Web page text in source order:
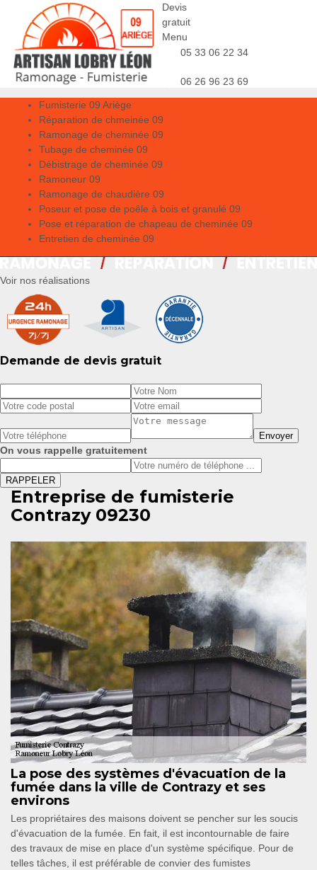
Devis
gratuit
Menu
05 33 06 22 34
06 26 96 23 69
Fumisterie 09 Ariège
Réparation de chmeinée 09
Ramonage de cheminée 09
Tubage de cheminée 09
Débistrage de cheminée 09
Ramoneur 09
Ramonage de chaudière 09
Poseur et pose de poêle à bois et granulé 09
Pose et réparation de chapeau de cheminée 09
Entretien de cheminée 09
Voir nos réalisations
Demande de devis gratuit
On vous rappelle gratuitement
Entreprise de fumisterie
Contrazy 09230
La pose des systèmes d'évacuation de la
fumée dans la ville de Contrazy et ses
environs
Les propriétaires des maisons doivent se pencher sur les soucis
d'évacuation de la fumée. En fait, il est incontournable de faire
des travaux de mise en place d'un système spécifique. Pour de
telles tâches, il est préférable de convier des fumistes